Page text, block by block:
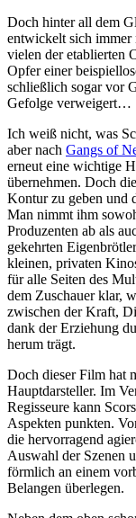
Doch hinter all dem
entwickelt sich immer
vielen der etablierten
Opfer einer
schließlich sogar vor
Gefolge verweigert…
Ich weiß nicht, was
aber nach Gangs of
erneut eine wichtige
übernehmen. Doch
Kontur zu geben und
Man nimmt ihm
Produzenten ab als
gekehrten
kleinen, privaten
für alle Seiten des
dem Zuschauer klar,
zwischen der Kraft,
dank der Erziehung
herum trägt.
Doch dieser Film hat
Hauptdarsteller. Im
Regisseure kann
Aspekten punkten.
die hervorragend
Auswahl der Szenen
förmlich an einem
Belangen überlegen.